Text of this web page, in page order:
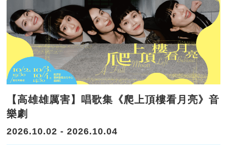
【高雄雄厲害】唱歌集《爬上頂樓看月亮》音
樂劇
2026.10.02 - 2026.10.04